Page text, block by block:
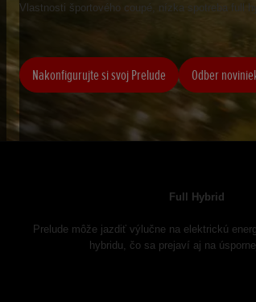
Vlastnosti športového coupé, nízka spotreba full
Nakonfigurujte si svoj Prelude Odber
Full Hybrid
Prelude môže jazdiť výlučne na elektrickú
hybridu, čo sa prejaví aj na